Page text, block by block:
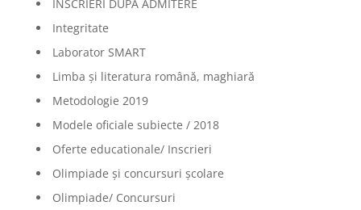
ÎNSCRIERI DUPĂ ADMITERE
Integritate
Laborator SMART
Limba şi literatura română, maghiară
Metodologie 2019
Modele oficiale subiecte / 2018
Oferte educationale/ Inscrieri
Olimpiade şi concursuri şcolare
Olimpiade/ Concursuri